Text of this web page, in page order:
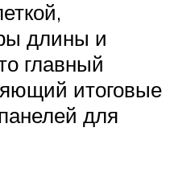
длины и
главный
итоговые
для